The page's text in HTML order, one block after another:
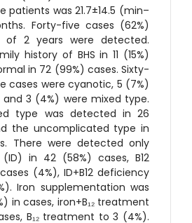
was 21.7±14.5 (min–
Forty-five cases (62%)
2 years were detected.
history of BHS in 11 (15%)
in 72 (99%) cases. Sixty-
cases were cyanotic, 5 (7%)
3 (4%) were mixed type.
type was detected in 26
the uncomplicated type in
There were detected only
in 42 (58%) cases, B12
(4%), ID+B12 deficiency
Iron supplementation was
in cases, iron+B₁₂ treatment
B₁₂ treatment to 3 (4%).